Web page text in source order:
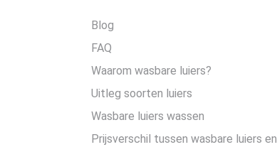
Blog
FAQ
Waarom wasbare luiers?
Uitleg soorten luiers
Wasbare luiers wassen
Prijsverschil tussen wasbare luiers en